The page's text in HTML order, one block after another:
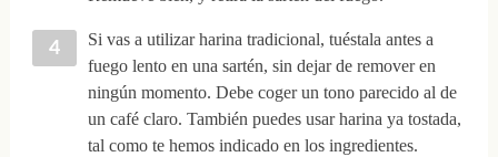
Si vas a utilizar harina tradicional, tuéstala antes a
fuego lento en una sartén, sin dejar de remover en
ningún momento. Debe coger un tono parecido al de
un café claro. También puedes usar harina ya tostada,
tal como te hemos indicado en los ingredientes.